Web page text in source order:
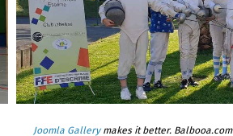
Joomla Gallerymakes it better. Balbooa.com